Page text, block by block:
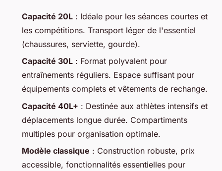
Capacité 20L : Idéale pour les séances courtes et
les compétitions. Transport léger de l'essentiel
(chaussures, serviette, gourde).
Capacité 30L : Format polyvalent pour
entraînements réguliers. Espace suffisant pour
équipements complets et vêtements de rechange.
Capacité 40L+ : Destinée aux athlètes intensifs et
déplacements longue durée. Compartiments
multiples pour organisation optimale.
Modèle classique : Construction robuste, prix
accessible, fonctionnalités essentielles pour